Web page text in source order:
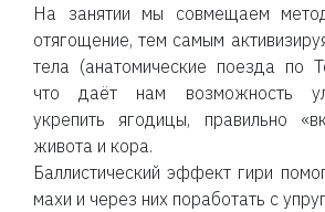
На занятии мы совмещаем
отягощение, тем самым
тела (анатомические поезда по
что даёт нам возможность
укрепить ягодицы, правильно
живота и кора.
Баллистический эффект гири
махи и через них поработать с